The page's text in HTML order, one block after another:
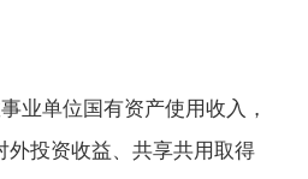
业单位国有资产使用收入，
外投资收益、共享共用取得